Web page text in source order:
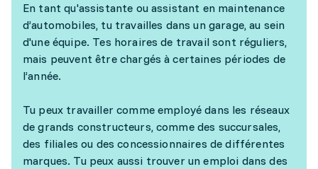
En tant qu'assistante ou assistant en maintenance
d’automobiles, tu travailles dans un garage, au sein
d'une équipe. Tes horaires de travail sont réguliers,
mais peuvent être chargés à certaines périodes de
l’année.
Tu peux travailler comme employé dans les réseaux
de grands constructeurs, comme des succursales,
des filiales ou des concessionnaires de différentes
marques. Tu peux aussi trouver un emploi dans des